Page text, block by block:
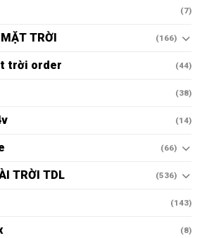
(7)
TRỜI (166)
trời order (44)
(38)
(14)
(66)
TRỜI TDL (536)
(143)
(8)